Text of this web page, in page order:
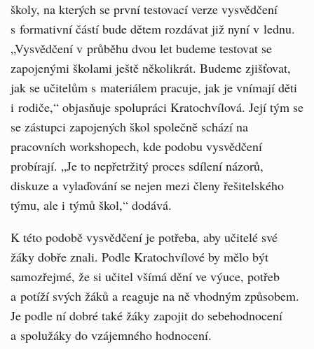
školy, na kterých se první testovací verze vysvědčení
s formativní částí bude dětem rozdávat již nyní v lednu.
„Vysvědčení v průběhu dvou let budeme testovat se
zapojenými školami ještě několikrát. Budeme zjišťovat,
jak se učitelům s materiálem pracuje, jak je vnímají děti
i rodiče,“ objasňuje spolupráci Kratochvílová. Její tým se
se zástupci zapojených škol společně schází na
pracovních workshopech, kde podobu vysvědčení
probírají. „Je to nepřetržitý proces sdílení názorů,
diskuze a vylaďování se nejen mezi členy řešitelského
týmu, ale i týmů škol,“ dodává.
K této podobě vysvědčení je potřeba, aby učitelé své
žáky dobře znali. Podle Kratochvílové by mělo být
samozřejmé, že si učitel všímá dění ve výuce, potřeb
a potíží svých žáků a reaguje na ně vhodným způsobem.
Je podle ní dobré také žáky zapojit do sebehodnocení
a spolužáky do vzájemného hodnocení.